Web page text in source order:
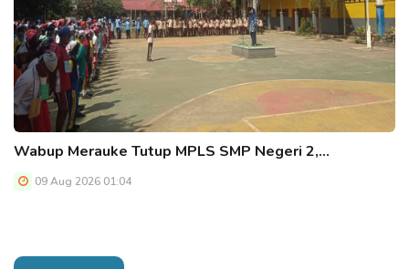
Wabup Merauke Tutup MPLS SMP Negeri 2,…
09 Aug 2026 01:04